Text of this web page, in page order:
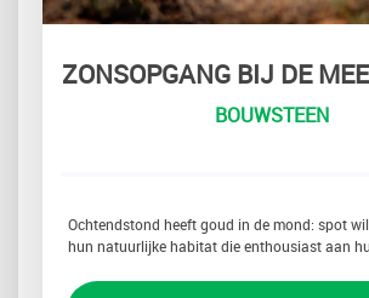
ZONSOPGANG BIJ DE
BOUWSTEEN
Ochtendstond heeft goud in de mond: spot
hun natuurlijke habitat die enthousiast aan